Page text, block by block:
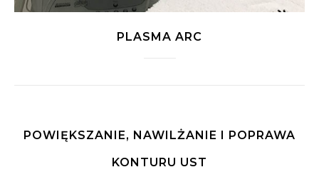
PLASMA ARC
POWIĘKSZANIE, NAWILŻANIE I POPRAWA
KONTURU UST